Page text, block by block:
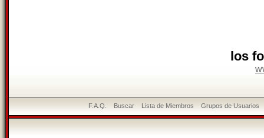
los
F.A.Q. Buscar Lista de Miembros Grupos de Usuarios